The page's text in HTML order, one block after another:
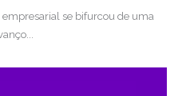
se bifurcou de uma